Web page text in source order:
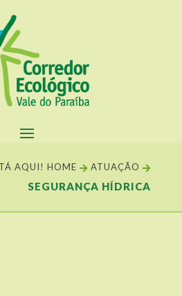
AQUI! HOME  ATUAÇÃO 
SEGURANÇA HÍDRICA